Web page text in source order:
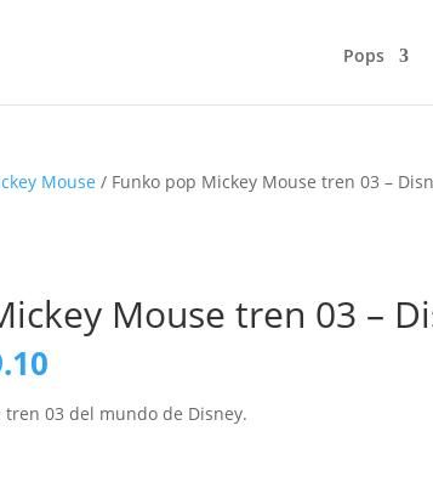
Pops
Mouse / Funko pop Mickey Mouse tren 03 –
Mouse tren 03 –
is:
tren 03 del mundo de Disney.